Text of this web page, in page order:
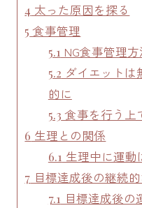
4 太った原因を探る
5 食事管理
5.1 NG食事管理方
5.2 ダイエットは
的に
5.3 食事を行う上
6 生理との関係
6.1 生理中に運動
7 目標達成後の継続
7.1 目標達成後の